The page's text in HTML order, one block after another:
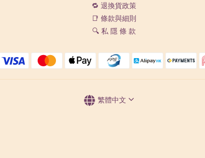
🔁 退換貨政策
📑 條款與細則
🔍 私 隱 條 款
繁體中文